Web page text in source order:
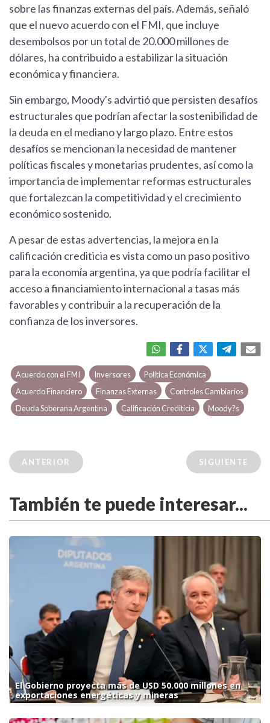
sobre las finanzas externas del país. Además, señaló
que el nuevo acuerdo con el FMI, que incluye
desembolsos por un total de 20.000 millones de
dólares, ha contribuido a estabilizar la situación
económica y financiera.
Sin embargo, Moody's advirtió que persisten desafíos
estructurales que podrían afectar la sostenibilidad de
la deuda en el mediano y largo plazo. Entre estos
desafíos se mencionan la necesidad de mantener
políticas fiscales y monetarias prudentes, así como la
importancia de implementar reformas estructurales
que fortalezcan la competitividad y el crecimiento
económico sostenido.
A pesar de estas advertencias, la mejora en la
calificación crediticia es vista como un paso positivo
para la economía argentina, ya que podría facilitar el
acceso a financiamiento internacional a tasas más
favorables y contribuir a la recuperación de la
confianza de los inversores.
Acuerdo con el FMI Inversores
Política Económica
Acuerdo Financiero
Finanzas Externas
Controles Cambiarios
Deuda Soberana Argentina
Calificación Crediticia Moody?s
ANTERIOR SIGUIENTE
También te puede interesar...
El Gobierno proyecta más de USD 50.000 millones en
exportaciones energéticas y mineras